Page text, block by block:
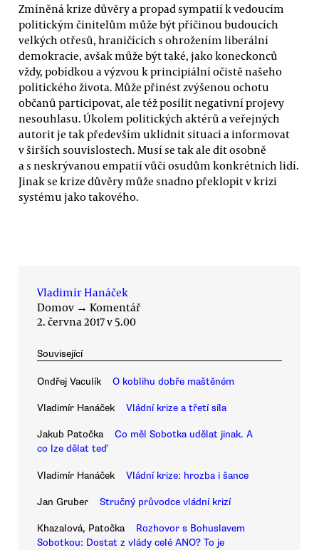
Zmíněná krize důvěry a propad sympatií k vedoucím
politickým činitelům může být příčinou budoucích
velkých otřesů, hraničících s ohrožením liberální
demokracie, avšak může být také, jako koneckonců
vždy, pobídkou a výzvou k principiální očistě našeho
politického života. Může přinést zvýšenou ochotu
občanů participovat, ale též posílit negativní projevy
nesouhlasu. Úkolem politických aktérů a veřejných
autorit je tak především uklidnit situaci a informovat
v širších souvislostech. Musí se tak ale dít osobně
a s neskrývanou empatií vůči osudům konkrétních lidí.
Jinak se krize důvěry může snadno překlopit v krizi
systému jako takového.
Vladimír Hanáček
Domov → Komentář
2. června 2017 v 5.00
Související
Ondřej Vaculík O koblihu dobře maštěném
Vladimír Hanáček Vládní krize a třetí síla
Jakub Patočka
Co měl Sobotka udělat jinak. A
co lze dělat teď
Vladimír Hanáček Vládní krize: hrozba i šance
Jan Gruber Stručný průvodce vládní krizí
Khazalová, Patočka
Rozhovor s Bohuslavem
Sobotkou: Dostat z vlády celé ANO? To je